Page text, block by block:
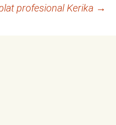
profesional Kerika →